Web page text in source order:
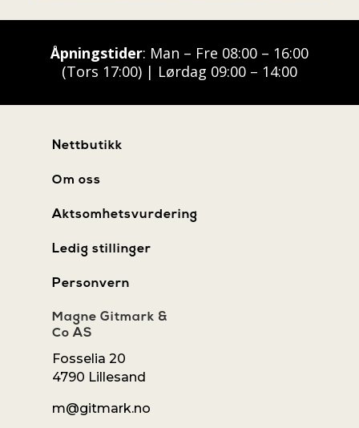
Åpningstider: Man – Fre 08:00 – 16:00
(Tors 17:00) | Lørdag 09:00 – 14:00
Nettbutikk
Om oss
Aktsomhetsvurdering
Ledig stillinger
Personvern
Magne Gitmark &
Co AS
Fosselia 20
4790 Lillesand
m@gitmark.no